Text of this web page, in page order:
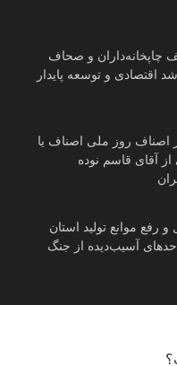
چاپخانه‌داران و صحاف
اقتصادی و توسعه پایدار
اصناف روز ملی اصناف یا
آقای قاسم نوده
موانع تولید استان
آسیب‌دیده از جنگ